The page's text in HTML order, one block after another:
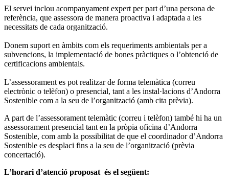
El servei inclou acompanyament expert per part d’una persona de
referència, que assessora de manera proactiva i adaptada a les
necessitats de cada organització.
Donem suport en àmbits com els requeriments ambientals per a
subvencions, la implementació de bones pràctiques o l’obtenció de
certificacions ambientals.
L’assessorament es pot realitzar de forma telemàtica (correu
electrònic o telèfon) o presencial, tant a les instal·lacions d’Andorra
Sostenible com a la seu de l’organització (amb cita prèvia).
A part de l’assessorament telemàtic (correu i telèfon) també hi ha un
assessorament presencial tant en la pròpia oficina d’Andorra
Sostenible, com amb la possibilitat de que el coordinador d’Andorra
Sostenible es desplaci fins a la seu de l’organització (prèvia
concertació).
L’horari d’atenció proposat és el següent: